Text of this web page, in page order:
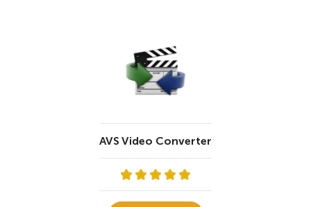
AVS Video Converter